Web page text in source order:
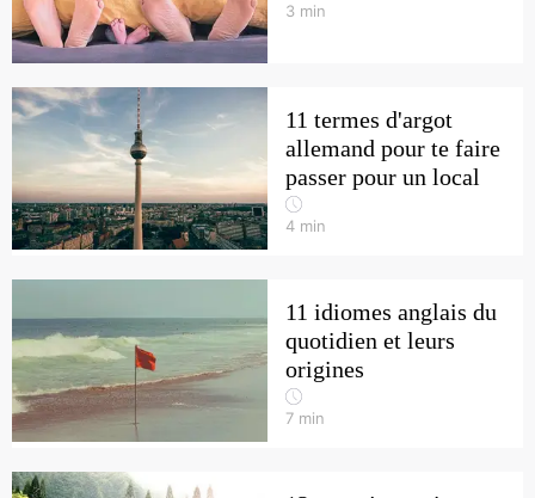
3 min
11 termes d'argot
allemand pour te faire
passer pour un local
4 min
11 idiomes anglais du
quotidien et leurs
origines
7 min